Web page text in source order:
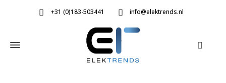
+31 (0)183-503441 info@elektrends.nl